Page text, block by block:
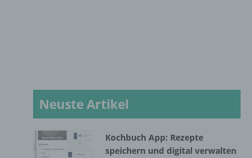
Neuste Artikel
Kochbuch App: Rezepte
speichern und digital verwalten